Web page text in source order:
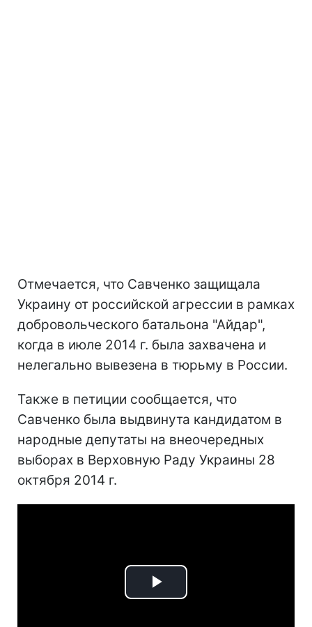
Отмечается, что Савченко защищала
Украину от российской агрессии в рамках
добровольческого батальона "Айдар",
когда в июле 2014 г. была захвачена и
нелегально вывезена в тюрьму в России.
Также в петиции сообщается, что
Савченко была выдвинута кандидатом в
народные депутаты на внеочередных
выборах в Верховную Раду Украины 28
октября 2014 г.
Play